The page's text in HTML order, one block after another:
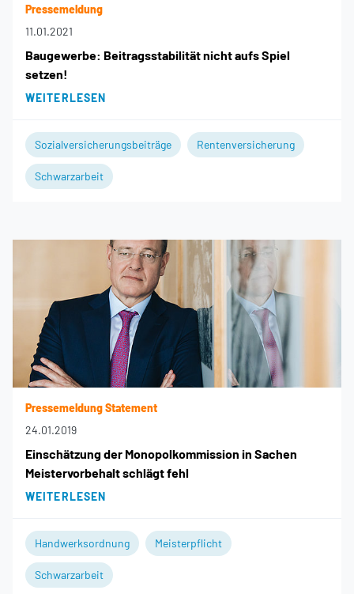
Pressemeldung
11.01.2021
Baugewerbe: Beitragsstabilität nicht aufs Spiel
setzen!
WEITERLESEN
Sozialversicherungsbeiträge Rentenversicherung
Schwarzarbeit
Pressemeldung Statement
24.01.2019
Einschätzung der Monopolkommission in Sachen
Meistervorbehalt schlägt fehl
WEITERLESEN
Handwerksordnung Meisterpflicht
Schwarzarbeit